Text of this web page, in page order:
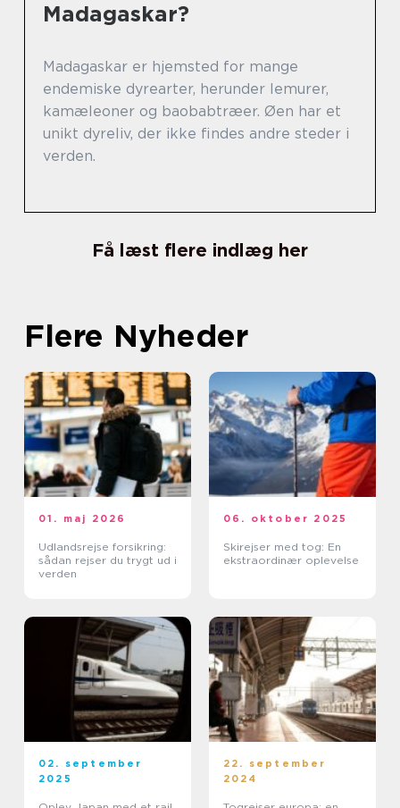
Madagaskar?
Madagaskar er hjemsted for mange
endemiske dyrearter, herunder lemurer,
kamæleoner og baobabtræer. Øen har et
unikt dyreliv, der ikke findes andre steder i
verden.
Få læst flere indlæg her
Flere Nyheder
01. maj 2026
Udlandsrejse forsikring:
sådan rejser du trygt ud i
verden
06. oktober 2025
Skirejser med tog: En
ekstraordinær oplevelse
02. september
2025
22. september
2024